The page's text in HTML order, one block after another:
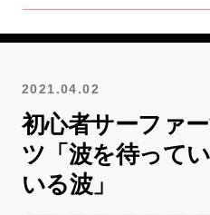
2021.04.02
初心者サーファ
ツ「波を待って
いる波」